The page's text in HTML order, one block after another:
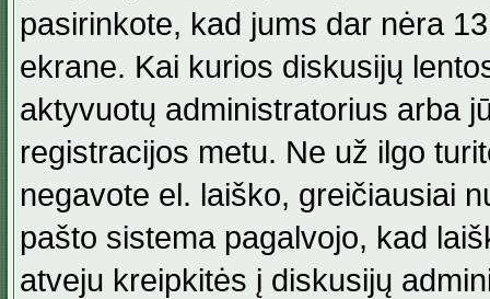
pasirinkote, kad jums dar nėra
ekrane. Kai kurios diskusijų
aktyvuotų administratorius arba
registracijos metu. Ne už ilgo
negavote el. laiško, greičiausiai
pašto sistema pagalvojo, kad
atveju kreipkitės į diskusijų